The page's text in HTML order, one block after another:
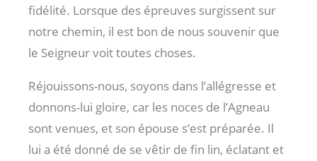
fidélité. Lorsque des épreuves surgissent sur
notre chemin, il est bon de nous souvenir que
le Seigneur voit toutes choses.
Réjouissons-nous, soyons dans l’allégresse et
donnons-lui gloire, car les noces de l’Agneau
sont venues, et son épouse s’est préparée. Il
lui a été donné de se vêtir de fin lin, éclatant et